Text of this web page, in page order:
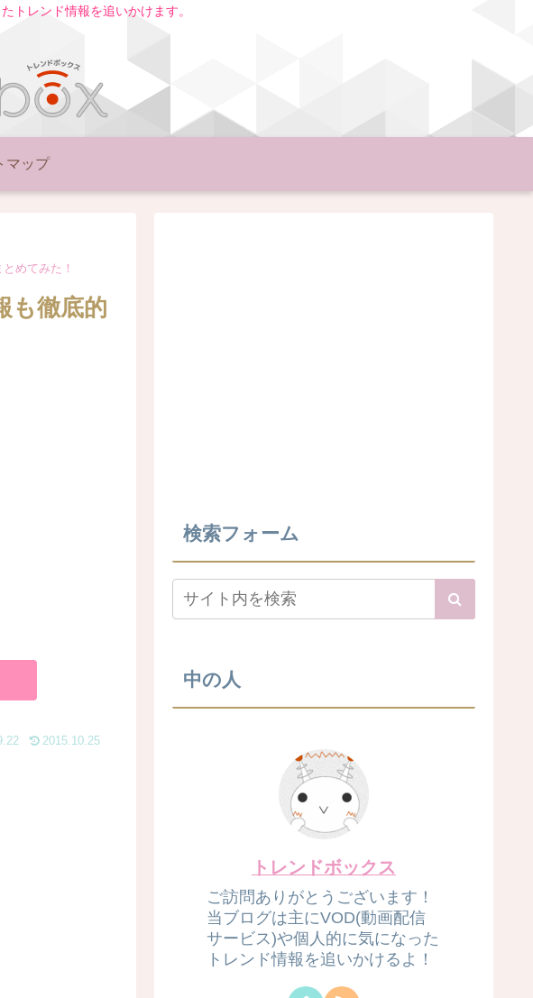
トレンド情報を追いかけます。
マップ
めてみた！
も徹底的
2015.10.25
検索フォーム
中の人
トレンドボックス
ご訪問ありがとうございます！
当ブログは主にVOD(動画配信
サービス)や個人的に気になった
トレンド情報を追いかけるよ！